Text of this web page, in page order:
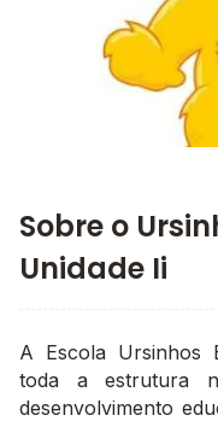
Sobre o
Unidade Ii
A Escola Ursinhos
toda a estrutura
desenvolvimento